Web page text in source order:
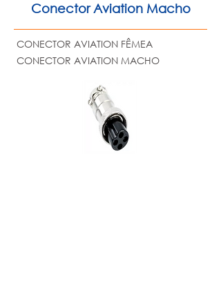
Conector Aviation Macho
CONECTOR AVIATION FÊMEA
CONECTOR AVIATION MACHO